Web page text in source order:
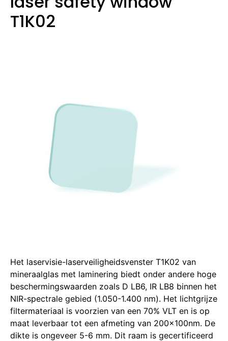
T1K02
Het laservisie-laserveiligheidsvenster T1K02 van
mineraalglas met laminering biedt onder andere hoge
beschermingswaarden zoals D LB6, IR LB8 binnen het
NIR-spectrale gebied (1.050-1.400 nm). Het lichtgrijze
filtermateriaal is voorzien van een 70% VLT en is op
maat leverbaar tot een afmeting van 200x100nm. De
dikte is ongeveer 5-6 mm. Dit raam is gecertificeerd